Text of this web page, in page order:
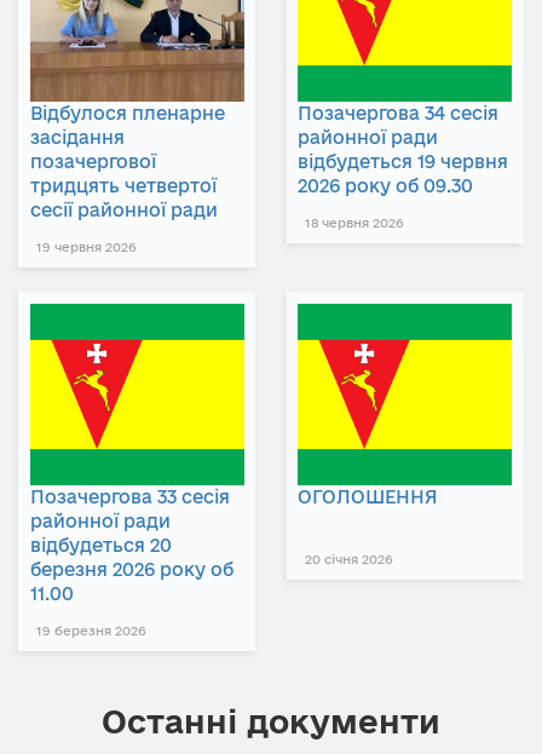
Відбулося пленарне
засідання
позачергової
тридцять четвертої
сесії районної ради
19 червня 2026
Позачергова 34 сесія
районної ради
відбудеться 19 червня
2026 року об 09.30
18 червня 2026
Позачергова 33 сесія
районної ради
відбудеться 20
березня 2026 року об
11.00
19 березня 2026
ОГОЛОШЕННЯ
20 січня 2026
Останні документи